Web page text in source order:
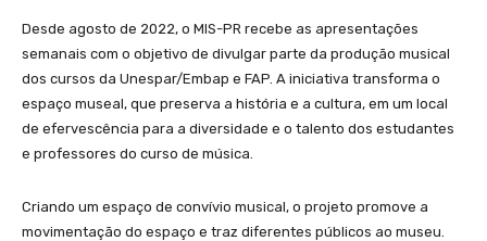
Desde agosto de 2022, o MIS-PR recebe as apresentações
semanais com o objetivo de divulgar parte da produção musical
dos cursos da Unespar/Embap e FAP. A iniciativa transforma o
espaço museal, que preserva a história e a cultura, em um local
de efervescência para a diversidade e o talento dos estudantes
e professores do curso de música.
Criando um espaço de convívio musical, o projeto promove a
movimentação do espaço e traz diferentes públicos ao museu.